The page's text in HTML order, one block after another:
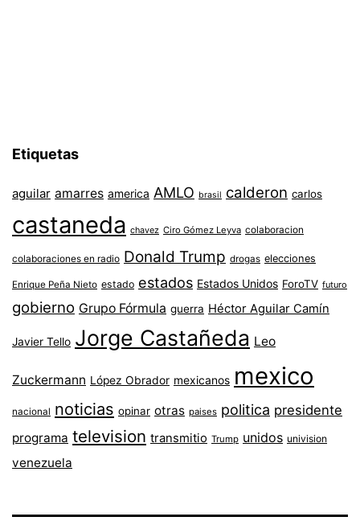
Etiquetas
aguilar amarres america AMLO brasil calderon carlos
castaneda chavez Ciro Gómez Leyva colaboracion
colaboraciones en radio Donald Trump drogas elecciones
Enrique Peña Nieto estado estados Estados Unidos ForoTV futuro
gobierno Grupo Fórmula guerra Héctor Aguilar Camín
Javier Tello Jorge Castañeda Leo
Zuckermann López Obrador mexicanos mexico
nacional noticias opinar otras paises politica presidente
programa television transmitio Trump unidos univision
venezuela